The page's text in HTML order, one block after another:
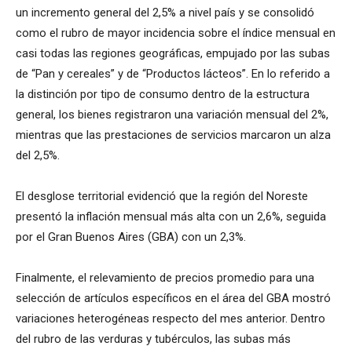
un incremento general del 2,5% a nivel país y se consolidó
como el rubro de mayor incidencia sobre el índice mensual en
casi todas las regiones geográficas, empujado por las subas
de “Pan y cereales” y de “Productos lácteos”. En lo referido a
la distinción por tipo de consumo dentro de la estructura
general, los bienes registraron una variación mensual del 2%,
mientras que las prestaciones de servicios marcaron un alza
del 2,5%.
El desglose territorial evidenció que la región del Noreste
presentó la inflación mensual más alta con un 2,6%, seguida
por el Gran Buenos Aires (GBA) con un 2,3%.
Finalmente, el relevamiento de precios promedio para una
selección de artículos específicos en el área del GBA mostró
variaciones heterogéneas respecto del mes anterior. Dentro
del rubro de las verduras y tubérculos, las subas más